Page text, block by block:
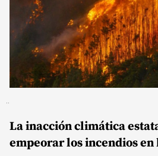
La inacción climática
empeorar los incendios en